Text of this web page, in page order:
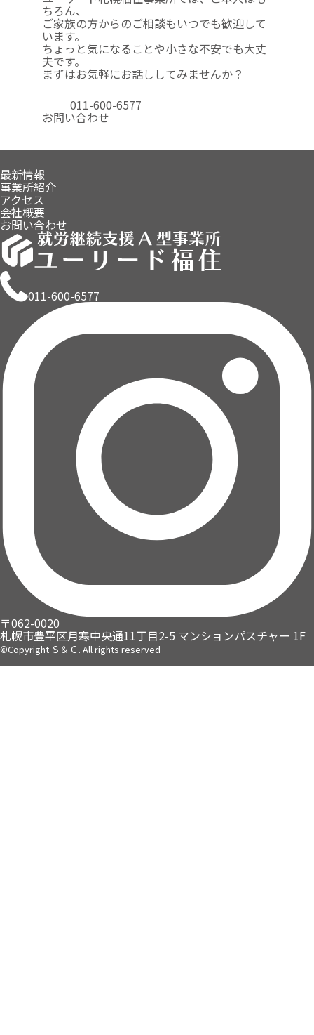
ちろん、
ご家族の方からのご相談もいつでも歓迎して
います。
ちょっと気になることや小さな不安でも大丈
夫です。
まずはお気軽にお話ししてみませんか？
011-600-6577
お問い合わせ
最新情報
事業所紹介
アクセス
会社概要
お問い合わせ
011-600-6577
〒062-0020
札幌市豊平区月寒中央通11丁目2-5 マンションパスチャー 1F
©Copyright Ｓ＆Ｃ. All rights reserved